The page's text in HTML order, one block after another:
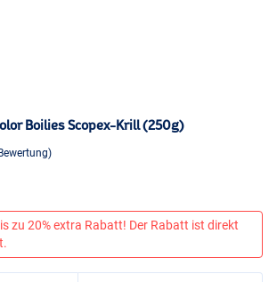
Boilies Scopex-Krill (250g)
zu 20% extra Rabatt! Der Rabatt ist direkt